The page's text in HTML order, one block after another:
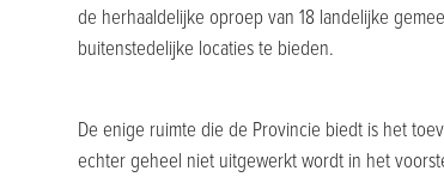
de herhaaldelijke oproep van 18 landelijke
buitenstedelijke locaties te bieden.
De enige ruimte die de Provincie biedt is het
echter geheel niet uitgewerkt wordt in het